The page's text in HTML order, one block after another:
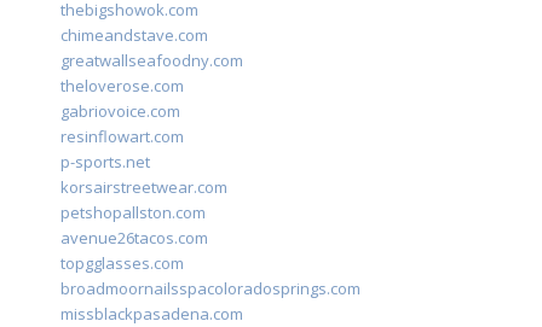
thebigshowok.com
chimeandstave.com
greatwallseafoodny.com
theloverose.com
gabriovoice.com
resinflowart.com
p-sports.net
korsairstreetwear.com
petshopallston.com
avenue26tacos.com
topgglasses.com
broadmoornailsspacoloradosprings.com
missblackpasadena.com